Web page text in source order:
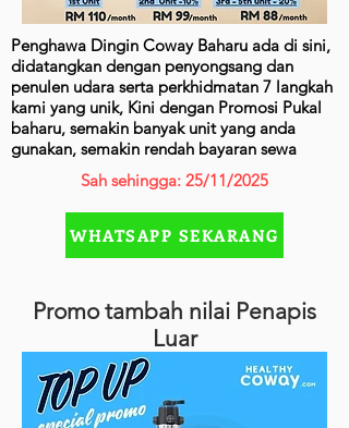
Penghawa Dingin Coway Baharu ada di sini,
didatangkan dengan penyongsang dan
penulen udara serta perkhidmatan 7 langkah
kami yang unik, Kini dengan Promosi Pukal
baharu, semakin banyak unit yang anda
gunakan, semakin rendah bayaran sewa
Sah sehingga: 25/11/2025
WHATSAPP SEKARANG
Promo tambah nilai Penapis
Luar